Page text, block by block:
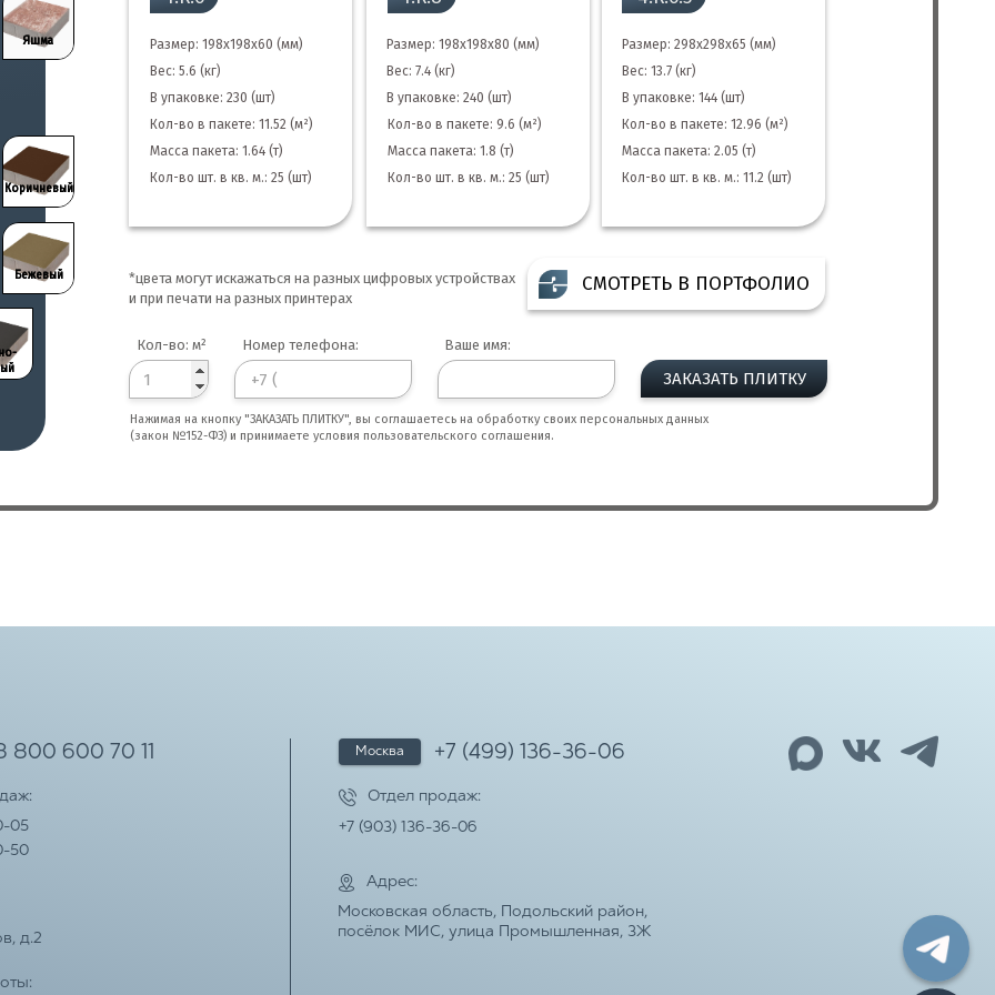
СМОТРЕТЬ В ПОРТФОЛИО
*цвета могут искажаться на разных цифровых устройствах
и при печати на разных принтерах
Коричневый
Коричневый
Яшма
Яшма
Бежевый
Бежевый
Кол-во: м² Номер телефона: Ваше имя:
Нажимая на кнопку "ЗАКАЗАТЬ ПЛИТКУ", вы соглашаетесь на обработку своих персональных данных
(закон №152-ФЗ) и принимаете условия пользовательского соглашения.
ЗАКАЗАТЬ ПЛИТКУ
Вес: 5.6 (кг)
В упаковке: 230 (шт)
Кол-во в пакете: 11.52 (м²)
Размер: 198х198х60 (мм)
Масса пакета: 1.64 (т)
Вес: 7.4 (кг)
В упаковке: 240 (шт)
Кол-во в пакете: 9.6 (м²)
Размер: 198х198х80 (мм)
Масса пакета: 1.8 (т)
Вес: 13.7 (кг)
В упаковке: 144 (шт)
Кол-во в пакете: 12.96 (м²)
Размер: 298х298х65 (мм)
Масса пакета: 2.05 (т)
Кол-во шт. в кв. м.: 25 (шт)
Кол-во шт. в кв. м.: 25 (шт) Кол-во шт. в кв. м.: 11.2 (шт)
05
д.2
800 600 70 11 +7 (499) 136-36-06
Москва
Адрес:
Московская область, Подольский район,
посёлок МИС, улица Промышленная, 3Ж
+7 (903) 136-36-06
Отдел продаж:
50